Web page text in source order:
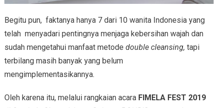
Begitu pun, faktanya hanya 7 dari 10 wanita Indonesia yang
telah menyadari pentingnya menjaga kebersihan wajah dan
sudah mengetahui manfaat metode double cleansing, tapi
terbilang masih banyak yang belum
mengimplementasikannya.
Oleh karena itu, melalui rangkaian acara FIMELA FEST 2019